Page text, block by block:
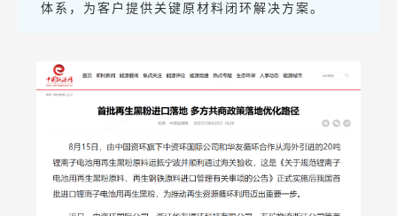
体系，为客户提供关键原材料闭环解决方案。